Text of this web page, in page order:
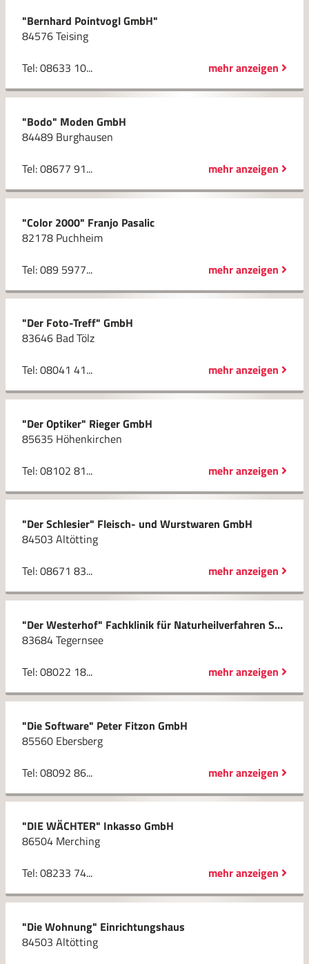
"Bernhard Pointvogl GmbH"
84576 Teising
Tel: 08633 10...
mehr anzeigen
"Bodo" Moden GmbH
84489 Burghausen
Tel: 08677 91...
mehr anzeigen
"Color 2000" Franjo Pasalic
82178 Puchheim
Tel: 089 5977...
mehr anzeigen
"Der Foto-Treff" GmbH
83646 Bad Tölz
Tel: 08041 41...
mehr anzeigen
"Der Optiker" Rieger GmbH
85635 Höhenkirchen
Tel: 08102 81...
mehr anzeigen
"Der Schlesier" Fleisch- und Wurstwaren GmbH
84503 Altötting
Tel: 08671 83...
mehr anzeigen
"Der Westerhof" Fachklinik für Naturheilverfahren Sehmer Gabriele Dr.
83684 Tegernsee
Tel: 08022 18...
mehr anzeigen
"Die Software" Peter Fitzon GmbH
85560 Ebersberg
Tel: 08092 86...
mehr anzeigen
"DIE WÄCHTER" Inkasso GmbH
86504 Merching
Tel: 08233 74...
mehr anzeigen
"Die Wohnung" Einrichtungshaus
84503 Altötting